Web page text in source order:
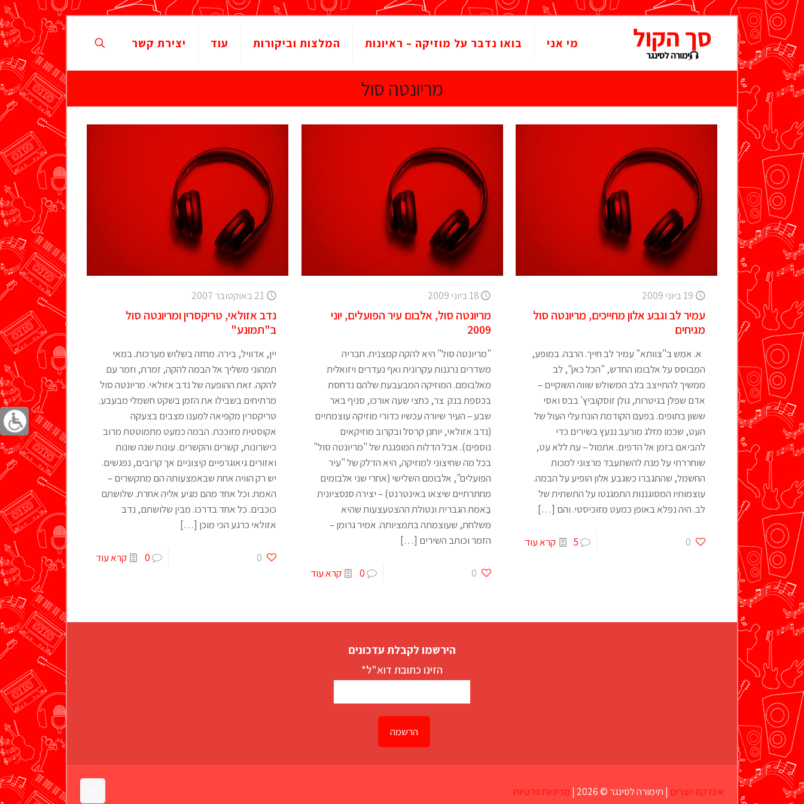
מי אני בואו נדבר על מוזיקה – ראיונות המלצות וביקורות עוד יצירת קשר
מריונטה סול
19 ביוני 2009
עמיר לב וגבע אלון מחייכים, מריונטה סול
מגיחים
א. אמש ב"צוותא" עמיר לב חייך. הרבה. במופע,
המבוסס על אלבומו החדש, "הכל כאן", לב
ממשיך להתייצב בלב המשולש שווה השוקיים –
אדם שפלן בגיטרות, גולן זוסקוביץ' בבס ואסי
ששון בתופים. בפעם הקודמת הונח עלי העול של
העט, שכמו מזלג מורעב ננעץ בשירים כדי
להביאם בזמן אל הדפים. אתמול – עת ללא עט,
שוחררתי על מנת להשתעבד מרצוני למכות
החשמל, שהתגברו כשגבע אלון הופיע על הבמה.
עוצמותיו המסוגננות התמגנטו על התשתית של
לב. היה נפלא באופן כמעט מזוכיסטי. והם […]
0
5 קרא עוד
18 ביוני 2009
מריונטה סול, אלבום עיר הפועלים, יוני
2009
"מריונטה סול" היא להקה קמצנית. חבריה
משדרים נרגנות עקרונית ואף נעדרים ויזואלית
מאלבומם. המוזיקה המבעבעת שלהם נדחסת
בכספת בנק צר, כחצי שעה אורכו, סניף באר
שבע – העיר שיורה עכשיו כדורי מוזיקה עוצמתיים
(נדב אזולאי, יוחנן קרסל ובקרוב מוזיקאים
נוספים). אבל הדלות המופגנת של "מריונטה סול"
בכל מה שחיצוני למוזיקה, היא הדלק של "עיר
הפועלים", אלבומם השלישי (אחרי שני אלבומים
מחתרתיים שיצאו באינטרנט) – יצירה סנסציונית
בַּאמת הגברית ונטולת ההצטעצעות שהיא
משלחת, שעוצמתה בתמציותה. אמיר גרומן –
הזמר וכותב השירים […]
0
0 קרא עוד
21 באוקטובר 2007
נדב אזולאי, טריקסרין ומריונטה סול
ב"תמונע"
יין, אדוויל, בירה. מחזה בשלוש מערכות. במאי
תמהוני משליך אל הבמה להקה, זמרת, וזמר עם
להקה. זאת ההופעה של נדב אזולאי. מריונטה סול
מרתיחים בשבילו את הזמן בשקט חשמלי מבעבע.
טריקסרין מקפיאה למענו מצבים בצעקה
אקוסטית מזוככת. הבמה כמעט מתמוטטת מרוב
כישרונות, קשרים והקשרים. עונות שנה שונות
ואזורים גיאוגרפיים קיצוניים אך קרובים, נפגשים.
יש רק הוויה אחת שבאמצעותה הם מתקשרים –
האמת. וכל אחד מהם מגיע אליה אחרת. שלושתם
כוכבים. כל אחד בדרכו. מבין שלושתם, נדב
אזולאי כרגע הכי מוכן […]
0
0 קרא עוד
הירשמו לקבלת עדכונים
הזינו כתובת דוא"ל*
אינדקס יוצרים | תימורה לסינגר © 2026 | מדיניות פרטיות